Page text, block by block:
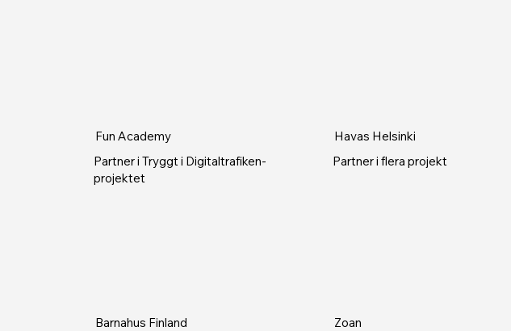
Fun Academy
Partner i Tryggt i Digitaltrafiken-
projektet
Havas Helsinki
Partner i flera projekt
Barnahus Finland
Zoan